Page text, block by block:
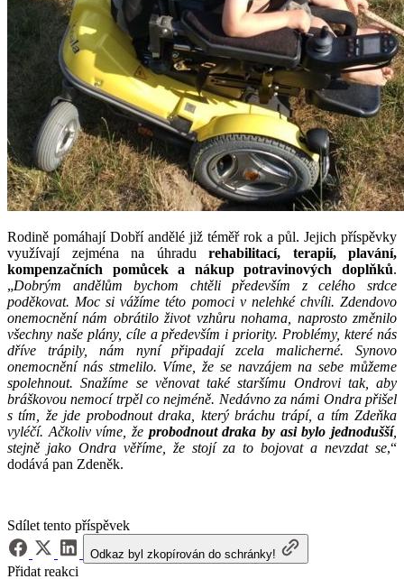
Rodině pomáhají Dobří andělé již téměř rok a půl. Jejich příspěvky
využívají zejména na úhradu rehabilitací, terapií, plavání,
kompenzačních pomůcek a nákup potravinových doplňků.
„Dobrým andělům bychom chtěli především z celého srdce
poděkovat. Moc si vážíme této pomoci v nelehké chvíli. Zdendovo
onemocnění nám obrátilo život vzhůru nohama, naprosto změnilo
všechny naše plány, cíle a především i priority. Problémy, které nás
dříve trápily, nám nyní připadají zcela malicherné. Synovo
onemocnění nás stmelilo. Víme, že se navzájem na sebe můžeme
spolehnout. Snažíme se věnovat také staršímu Ondrovi tak, aby
bráškovou nemocí trpěl co nejméně. Nedávno za námi Ondra přišel
s tím, že jde probodnout draka, který bráchu trápí, a tím Zdeňka
vyléčí. Ačkoliv víme, že probodnout draka by asi bylo jednodušší,
stejně jako Ondra věříme, že stojí za to bojovat a nevzdat se,“
dodává pan Zdeněk.
Sdílet tento příspěvek
Odkaz byl zkopírován do schránky!
Přidat reakci